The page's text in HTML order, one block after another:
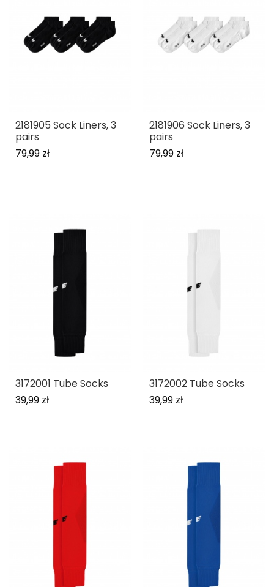
2181905 Sock Liners, 3
pairs
79,99 zł
2181906 Sock Liners, 3
pairs
79,99 zł
3172001 Tube Socks
39,99 zł
3172002 Tube Socks
39,99 zł